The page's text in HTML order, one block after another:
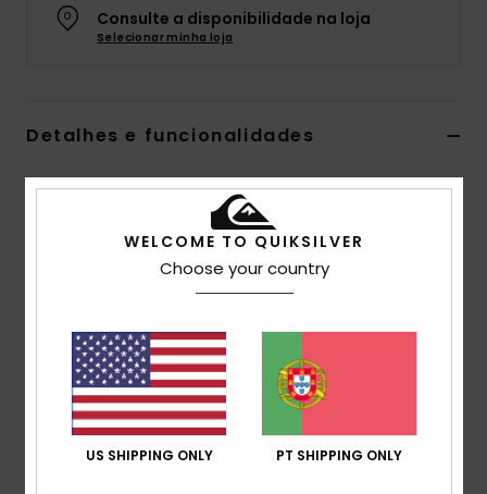
Consulte a disponibilidade na loja
Selecionar minha loja
Detalhes e funcionalidades
Gorro Vermelho Rapazes
Código de Cor
Corte:normal
Composição[Tecido principal] 100% acrílico
WELCOME TO QUIKSILVER
Choose your country
US SHIPPING ONLY PT SHIPPING ONLY